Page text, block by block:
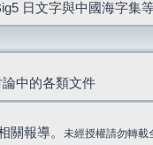
日文字與中國海字集
中的各類文件
關報導。 未經授權請勿轉載